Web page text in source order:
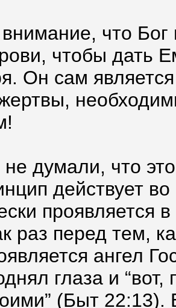
что Бог
чтобы дать
Он сам
думали, что
действует
проявляется
раз перед тем,
ангел
глаза и
(Быт 22:13).